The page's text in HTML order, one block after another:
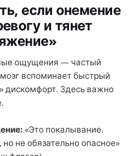
если онемение
и тянет
ощущения — частый
вспоминает быстрый
дискомфорт. Здесь важно
«Это покалывание.
не обязательно опасное»